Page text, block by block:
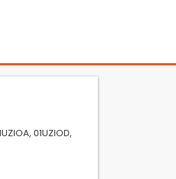
01UZIOD,